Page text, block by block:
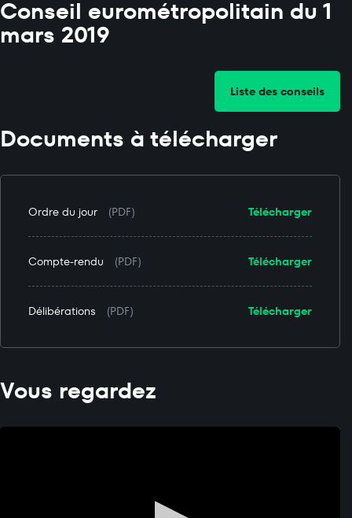
Conseil eurométropolitain du 1
mars 2019
Liste des conseils
Documents à télécharger
Télécharger
Ordre du jour (PDF)
Télécharger
Compte-rendu (PDF)
Télécharger
Délibérations (PDF)
Vous regardez